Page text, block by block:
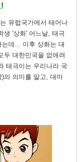
유럽국가에서 태어나
생 '상화' 어느날, 태극
데... 이후 상화는 대
두 대한민국을 없애려
태극이는 우리나라 국
)의 의미를 알고, 대마